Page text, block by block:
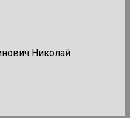
Николай